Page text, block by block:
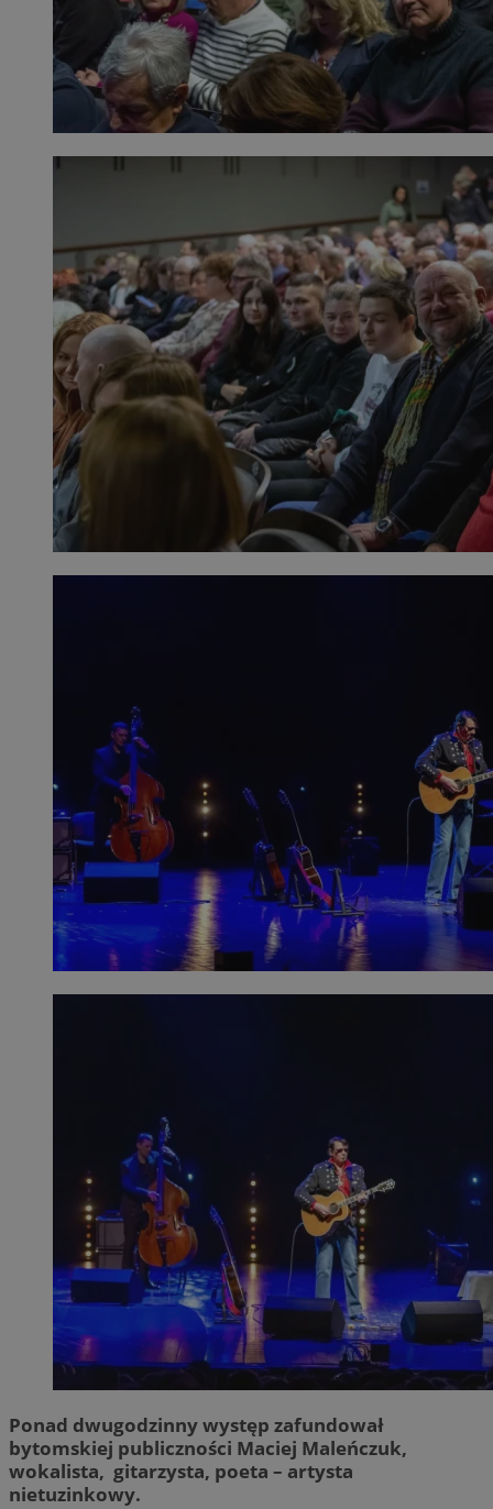
Ponad dwugodzinny występ zafundował
bytomskiej publiczności Maciej Maleńczuk,
wokalista, gitarzysta, poeta – artysta
nietuzinkowy.